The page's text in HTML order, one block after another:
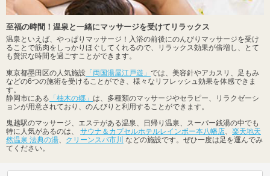
至福の時間！温泉と一緒にマッサージを受けてリラックス
温泉といえば、やっぱりマッサージ！入浴の前後にのんびりマッサージを受け
ることで筋肉をしっかりほぐしてくれるので、リラックス効果が倍増し、とて
も贅沢な時間を過ごすことができます。
東京都墨田区の人気施設 「両国湯屋江戸遊」 では、美容針やアカスリ、足もみ
などの6つの施術を受けることができ、様々なリフレッシュ効果を体感できま
す。
静岡市にある 「柚木の郷」 は、多種類のマッサージやセラピー、リラクゼーシ
ョンが用意されており、のんびりと利用することができます。
鬼越駅のマッサージ、エステがある温泉、日帰り温泉、スーパー銭湯の中でも
特に人気があるのは、 サウナ＆カプセルホテルレインボー本八幡店
楽天地天
然温泉 法典の湯
クリーンスパ市川
などの施設です。ぜひ一度は足を運んでみ
てください。